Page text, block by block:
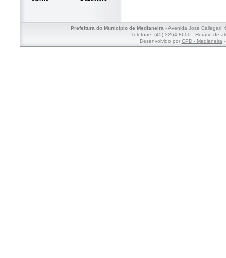
Prefeitura do Município de Medianeira- Avenida José Callegari,
Telefone: (45) 3264-8600 - Horário de
Desenvolvido por CPD - Medianeira-